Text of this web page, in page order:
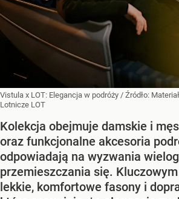
Vistula x LOT: Elegancja w podróży / Źródło:
Lotnicze LOT
Kolekcja obejmuje damskie i
oraz funkcjonalne akcesoria
odpowiadają na wyzwania
przemieszczania się.
lekkie, komfortowe fasony i